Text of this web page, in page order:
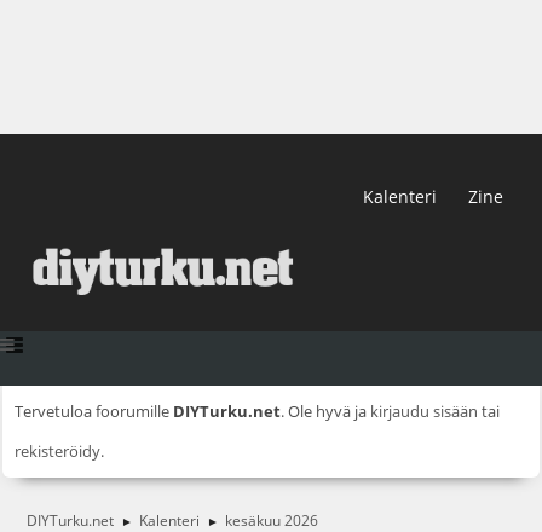
Kalenteri Zine
Tervetuloa foorumille DIYTurku.net. Ole hyvä ja kirjaudu sisään tai
rekisteröidy.
DIYTurku.net ► Kalenteri ► kesäkuu 2026